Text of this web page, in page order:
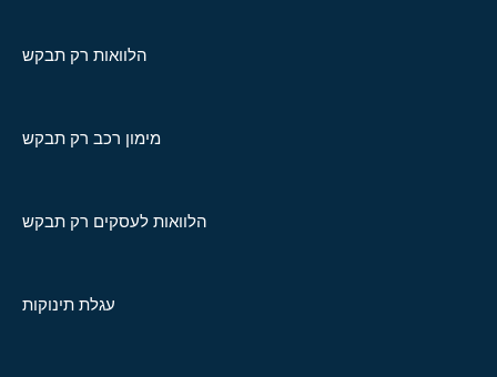
הלוואות רק תבקש
מימון רכב רק תבקש
הלוואות לעסקים רק תבקש
עגלת תינוקות